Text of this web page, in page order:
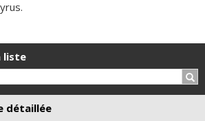
liste
détaillée